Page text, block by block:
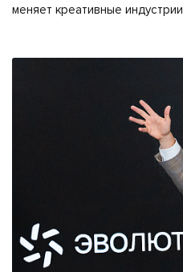
меняет креативные индустрии